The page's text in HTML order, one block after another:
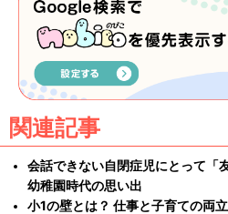
関連記事
会話できない自閉症児にとって
幼稚園時代の思い出
小1の壁とは？ 仕事と子育ての両